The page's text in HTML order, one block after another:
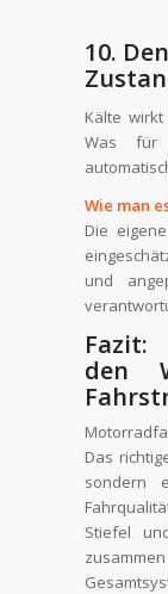
10.
Kälte
Was für
Wie man
Die
und
Fazit:
den
Das
sondern
Stiefel